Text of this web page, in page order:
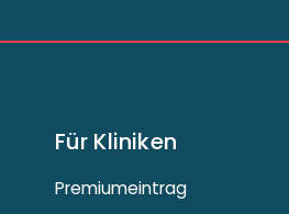
Für Kliniken
Premiumeintrag